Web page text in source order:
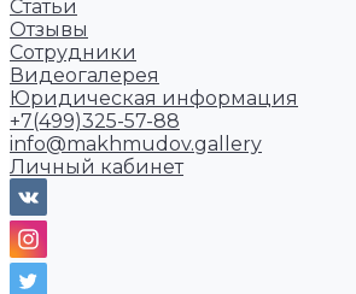
Статьи
Отзывы
Сотрудники
Видеогалерея
Юридическая информация
+7(499)325-57-88
info@makhmudov.gallery
Личный кабинет